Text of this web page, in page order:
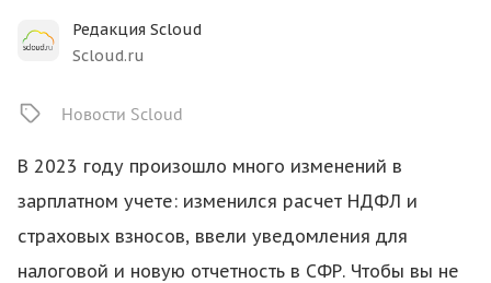
Редакция Scloud
Scloud.ru
Новости Scloud
В 2023 году произошло много изменений в
зарплатном учете: изменился расчет НДФЛ и
страховых взносов, ввели уведомления для
налоговой и новую отчетность в СФР. Чтобы вы не